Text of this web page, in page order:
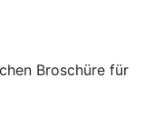
Broschüre für